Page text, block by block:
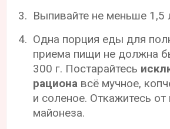
Выпивайте не меньше 1,5
Одна порция еды для
приема пищи не должна
300 г. Постарайтесь
рациона всё мучное,
и соленое. Откажитесь от
майонеза.